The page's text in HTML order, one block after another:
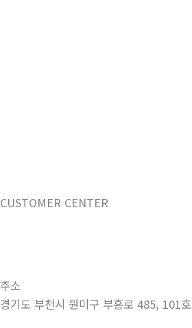
CUSTOMER CENTER
주소
경기도 부천시 원미구 부흥로 485, 101호